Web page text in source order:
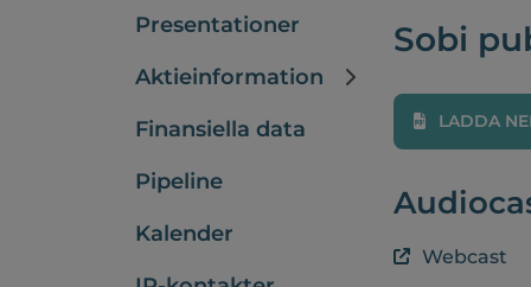
Presentationer
Aktieinformation
Finansiella data
Pipeline
Kalender
Sobi
LADDA
Webcast